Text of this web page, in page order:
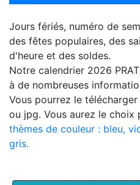
Jours fériés, numéro de
des fêtes populaires, des
d'heure et des soldes.
Notre calendrier 2026
à de nombreuses
Vous pourrez le
ou jpg. Vous aurez le choix
thèmes de couleur : bleu,
gris.